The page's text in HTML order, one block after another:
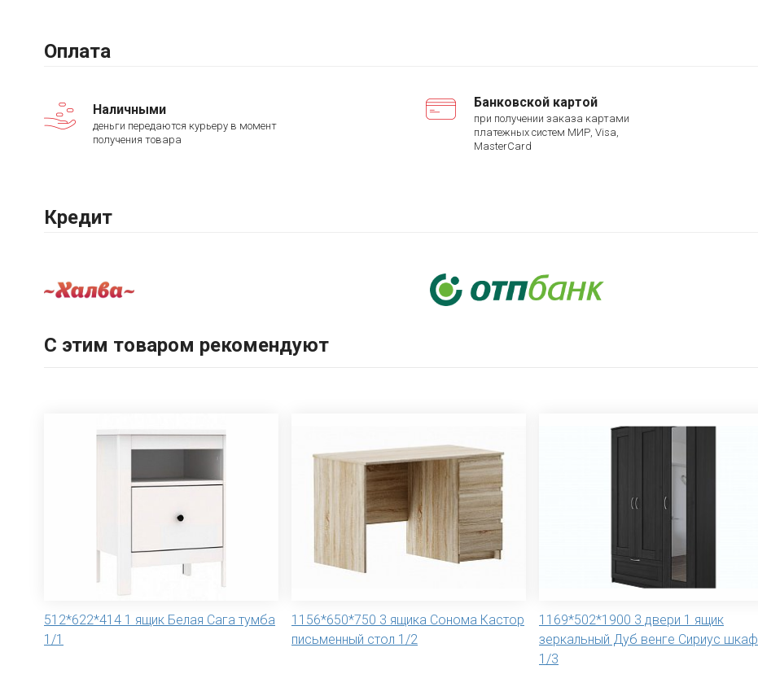
Оплата
Наличными
деньги передаются курьеру в момент
получения товара
Банковской картой
при получении заказа картами
платежных систем МИР, Visa,
MasterCard
Кредит
С этим товаром рекомендуют
512*622*414 1 ящик Белая Сага тумба
1/1
1156*650*750 3 ящика Сонома Кастор
письменный стол 1/2
1169*502*1900 3 двери 1 ящик
зеркальный Дуб венге Сириус шкаф
1/3